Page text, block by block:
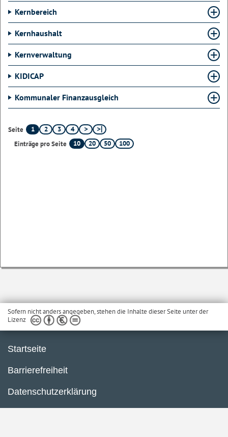
Kernbereich
Kernhaushalt
Kernverwaltung
KIDICAP
Kommunaler Finanzausgleich
Seite 1 2 3
4
Einträge pro Seite
10 20 50 100
Sofern nicht anders angegeben, stehen die Inhalte dieser Seite unter der
Lizenz
Startseite
Barrierefreiheit
Datenschutzerklärung